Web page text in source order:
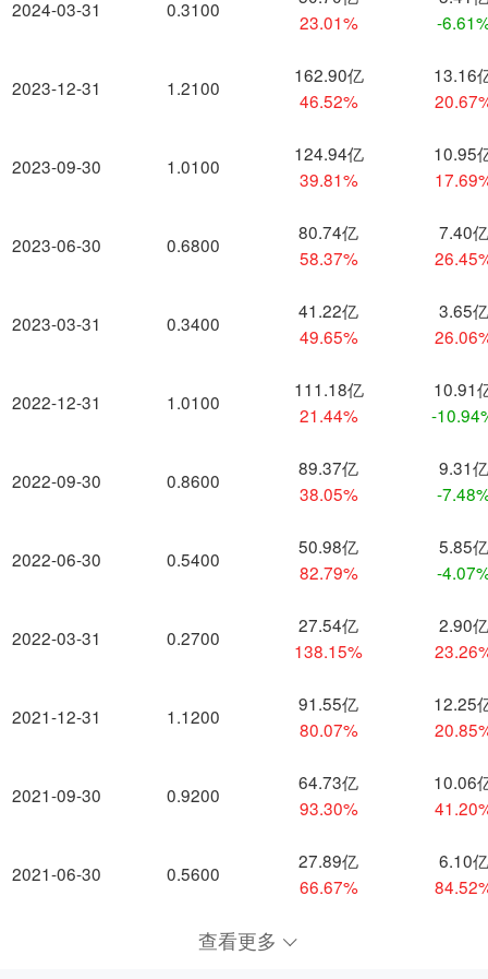
2024-03-31
2023-12-31
2023-09-30
2023-06-30
2023-03-31
2022-12-31
2022-09-30
2022-06-30
2022-03-31
2021-12-31
2021-09-30
2021-06-30
0.3100
23.01%
-
1.2100
162.90亿
46.52%
13.16
1.0100
124.94亿
39.81%
10.95
0.6800
80.74亿
58.37%
7.40亿
0.3400
41.22亿
49.65%
3.65亿
1.0100
111.18亿
21.44%
10.91
-
0.8600
89.37亿
38.05%
9.31亿
-
0.5400
50.98亿
82.79%
5.85亿
-
0.2700
27.54亿
138.15%
2.90亿
1.1200
91.55亿
80.07%
12.25
0.9200
64.73亿
93.30%
10.06
0.5600
27.89亿
66.67%
6.10亿
查看更多